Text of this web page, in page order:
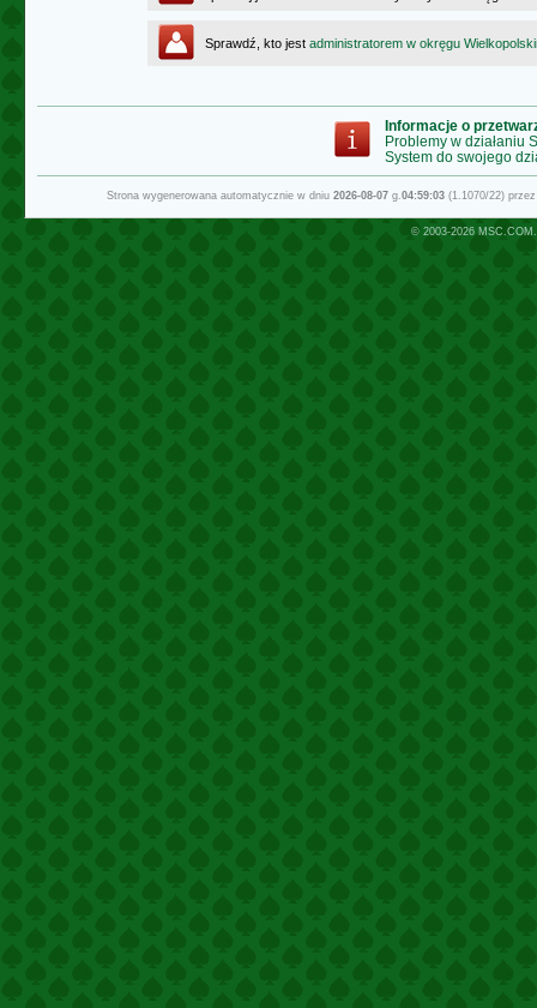
Sprawdź, kto jest administratorem w okręgu
Informacje o
Problemy w działaniu
System do swojego
Strona wygenerowana automatycznie w dniu 2026-08-07g.04:59:03(1.1070/22)
© 2003-2026